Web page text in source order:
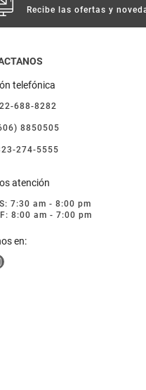
Recibe las ofertas y
telefónica
688-8282
8850505
274-5555
atención
7:30 am - 8:00 pm
F: 8:00 am - 7:00 pm
en: